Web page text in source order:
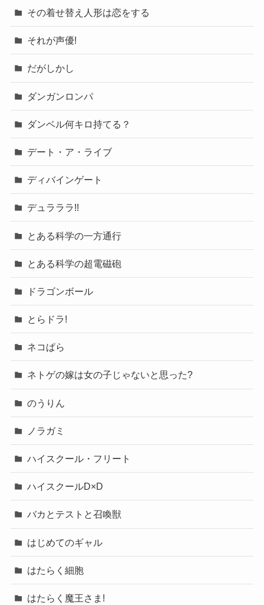
その着せ替え人形は恋をする
それが声優!
だがしかし
ダンガンロンパ
ダンベル何キロ持てる？
デート・ア・ライブ
ディバインゲート
デュラララ!!
とある科学の一方通行
とある科学の超電磁砲
ドラゴンボール
とらドラ!
ネコぱら
ネトゲの嫁は女の子じゃないと思った?
のうりん
ノラガミ
ハイスクール・フリート
ハイスクールD×D
バカとテストと召喚獣
はじめてのギャル
はたらく細胞
はたらく魔王さま!